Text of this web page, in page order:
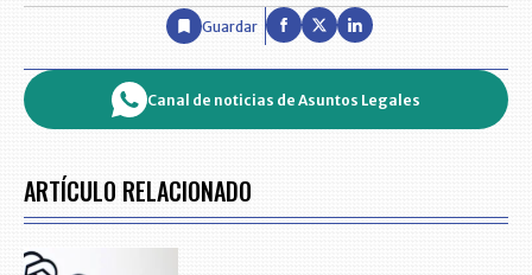
Guardar
Canal de noticias de Asuntos Legales
ARTÍCULO RELACIONADO